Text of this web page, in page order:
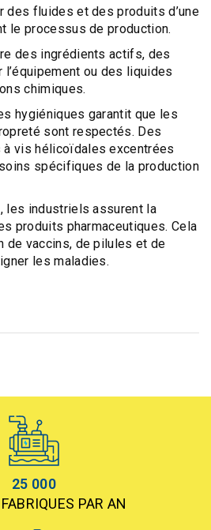
des fluides et des produits d’une
le processus de production.
des ingrédients actifs, des
ou des liquides
chimiques.
hygiéniques garantit que les
sont respectés. Des
vis hélicoïdales excentrées
spécifiques de la production
les industriels assurent la
produits pharmaceutiques. Cela
de vaccins, de pilules et de
les maladies.
25 000
PAR AN